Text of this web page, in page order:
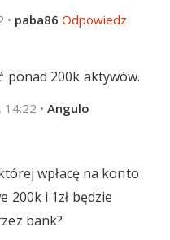
• paba86 Odpowiedz
ponad 200k aktywów.
14:22 • Angulo
wpłacę na konto
200k i 1zł będzie
bank?